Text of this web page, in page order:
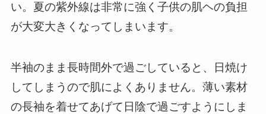
い。夏の紫外線は非常に強く子供の肌ヘの負担
が大変大きくなってしまいます。
半袖のまま長時間外で過ごしていると、日焼け
してしまうので肌によくありません。薄い素材
の長袖を着せてあげて日陰で過ごすようにしま